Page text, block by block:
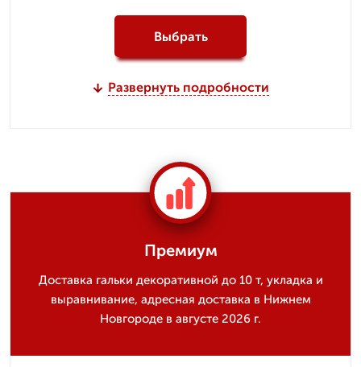
Выбрать
Развернуть подробности
Премиум
Доставка гальки декоративной до 10 т, укладка и
выравнивание, адресная доставка в Нижнем
Новгороде в августе 2026 г.